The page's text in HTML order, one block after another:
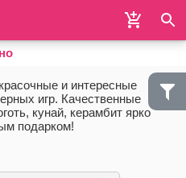
и интересные
игр. Качественные
кунай, керамбит ярко
подарком!